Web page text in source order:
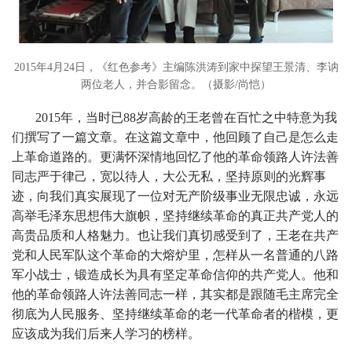
2015年4月24日，《红色参考》主编陈洪涛到家中探望王景清、李讷
两位老人，并合影留念。（摄影/尚恺）
2015年，当时已88岁高龄的王老曾在百忙之中特意为我
们撰写了一篇文章。在这篇文章中，他回顾了自己是怎么走
上革命道路的。更满怀深情地回忆了他的革命领路人许法善
同志严于律己，宽以待人，大公无私，坚持原则的光辉事
迹，向我们真实展现了一位对无产阶级事业无限忠诚，永远
高举毛泽东思想伟大旗帜，坚持继续革命的真正共产党人的
高贵品质和人格魅力。也让我们真切感受到了，王老在共产
党和人民军队这个革命的大熔炉里，怎样从一名普通的八路
军小战士，锻造成长为具有坚定革命信仰的共产党人。他和
他的革命领路人许法善同志一样，其实都是跟随毛主席完全
彻底为人民服务、坚持继续革命的老一代革命者的楷模，更
应该成为我们后来人学习的榜样。